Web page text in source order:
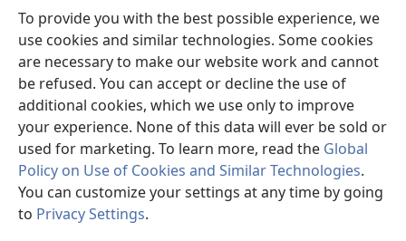
To provide you with the best possible experience, we
use cookies and similar technologies. Some cookies
are necessary to make our website work and cannot
be refused. You can accept or decline the use of
additional cookies, which we use only to improve
your experience. None of this data will ever be sold or
used for marketing. To learn more, read the Global
Policy on Use of Cookies and Similar Technologies.
You can customize your settings at any time by going
to Privacy Settings.
WEMASƐXWETƐN ƐNTƐNƐTI JÍ TƆN Watchtower Tɔn
(opens
new
window)JW Hub
(opens
new
window)JW Library App
Copyright© 2026 Watch Tower Bible and Tract Society of Pennsylvania.
SƐ́N E ƉƆ NǓ DÓ ZǏNZÁN TƆN NU LƐ́ É
É TƆN LƐ́|FÍ E È NÁ SƆ́ NǓ LƐ́ ƉÓ ALƆ MƐƉÉSÚNƆ TƆN JÍ ƉE É